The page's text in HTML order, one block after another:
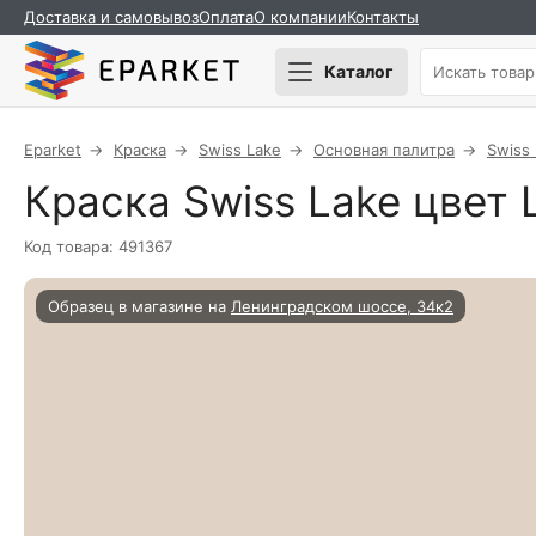
Доставка и самовывозОплатаО компанииКонтакты
Каталог
Eparket Краска Swiss Lake Основная палитра Swiss
Краска Swiss Lake цвет
Код товара: 491367
Образец в магазине на Ленинградском шоссе, 34к2